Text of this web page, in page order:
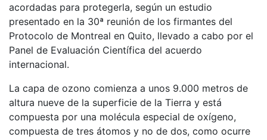
acordadas para protegerla, según un estudio
presentado en la 30ª reunión de los firmantes del
Protocolo de Montreal en Quito, llevado a cabo por el
Panel de Evaluación Científica del acuerdo
internacional.
La capa de ozono comienza a unos 9.000 metros de
altura nueve de la superficie de la Tierra y está
compuesta por una molécula especial de oxígeno,
compuesta de tres átomos y no de dos, como ocurre